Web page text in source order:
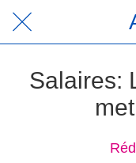
Salaires: